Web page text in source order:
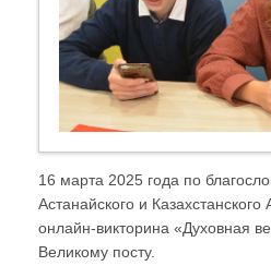
16 марта 2025 года по
Астанайского и
онлайн-викторина «Духовная
Великому посту.